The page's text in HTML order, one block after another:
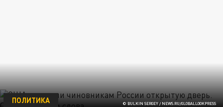
© BULKIN SERGEY / NEWS.RU/GLOBALLOOKPRESS
ПОЛИТИКА